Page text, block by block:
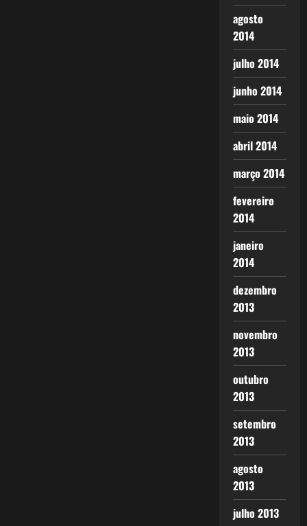
agosto
2014
julho 2014
junho 2014
maio 2014
abril 2014
março 2014
fevereiro
2014
janeiro
2014
dezembro
2013
novembro
2013
outubro
2013
setembro
2013
agosto
2013
julho 2013